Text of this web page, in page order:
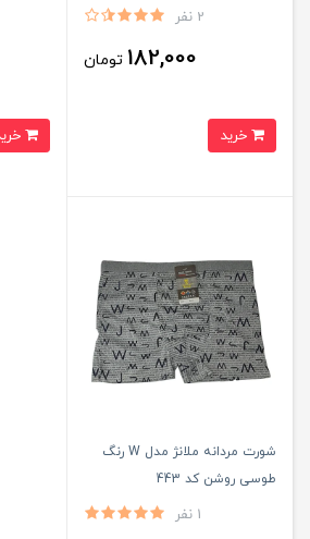
2 نفر
182,000 تومان
شورت مردانه ملانژ مدل W رنگ
طوسی روشن کد 443
1 نفر